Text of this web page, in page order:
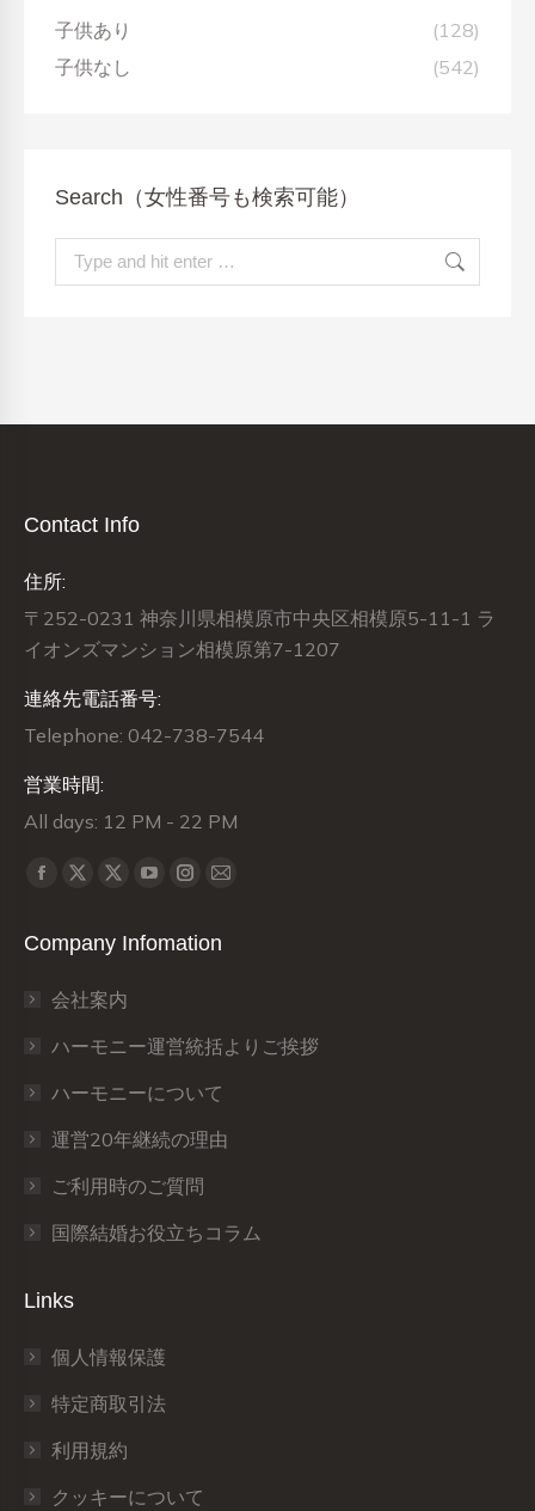
子供あり
(128)
子供なし
(542)
Search（女性番号も検索可能）
Search:
Contact Info
住所:
〒252-0231 神奈川県相模原市中央区相模原5-11-1 ラ
イオンズマンション相模原第7-1207
連絡先電話番号:
Telephone: 042-738-7544
営業時間:
All days: 12 PM - 22 PM
Find us on:
Facebook
opens
new
window
X
opens
new
window
X
opens
new
window
YouTube
opens
window
Instagram
opens
window
Mail
opens
window
Company Infomation
会社案内
ハーモニー運営統括よりご挨拶
ハーモニーについて
運営20年継続の理由
ご利用時のご質問
国際結婚お役立ちコラム
Links
個人情報保護
特定商取引法
利用規約
クッキーについて